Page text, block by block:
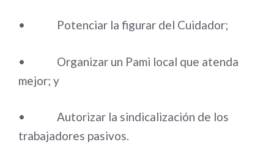
• Potenciar la figurar del Cuidador;
• Organizar un Pami local que atenda
mejor; y
• Autorizar la sindicalización de los
trabajadores pasivos.